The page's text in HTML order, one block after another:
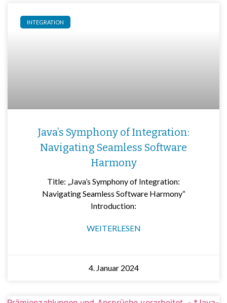
INTEGRATION
Java’s Symphony of Integration:
Navigating Seamless Software
Harmony
Title: „Java’s Symphony of Integration:
Navigating Seamless Software Harmony“
Introduction:
WEITERLESEN
4. Januar 2024